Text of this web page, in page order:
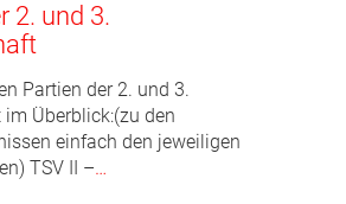
2. und 3.
Partien der 2. und 3.
Überblick:(zu den
einfach den jeweiligen
TSV II –…